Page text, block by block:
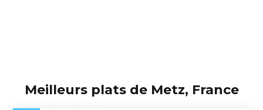
Meilleurs plats de Metz, France